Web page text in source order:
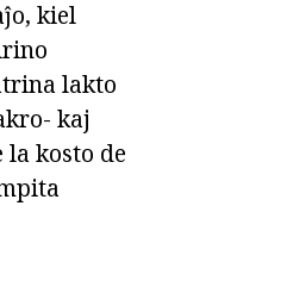
kiel
lakto
kaj
kosto de